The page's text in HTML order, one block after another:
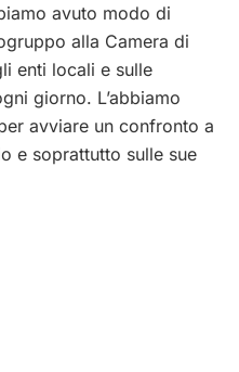
avuto modo di
alla Camera di
enti locali e sulle
giorno. L’abbiamo
avviare un confronto a
e soprattutto sulle sue